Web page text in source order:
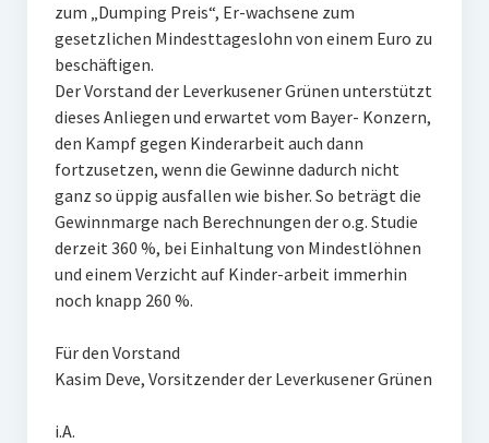
zum „Dumping Preis“, Er-wachsene zum
gesetzlichen Mindesttageslohn von einem Euro zu
beschäftigen.
Der Vorstand der Leverkusener Grünen unterstützt
dieses Anliegen und erwartet vom Bayer- Konzern,
den Kampf gegen Kinderarbeit auch dann
fortzusetzen, wenn die Gewinne dadurch nicht
ganz so üppig ausfallen wie bisher. So beträgt die
Gewinnmarge nach Berechnungen der o.g. Studie
derzeit 360 %, bei Einhaltung von Mindestlöhnen
und einem Verzicht auf Kinder-arbeit immerhin
noch knapp 260 %.
Für den Vorstand
Kasim Deve, Vorsitzender der Leverkusener Grünen
i.A.